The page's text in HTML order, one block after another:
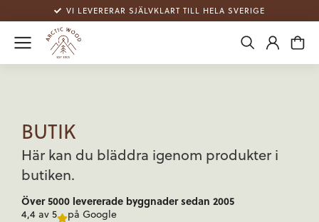
VI LEVERERAR SJÄLVKLART TILL HELA SVERIGE
BUTIK
Här kan du bläddra igenom produkter i
butiken.
Över 5000 levererade byggnader sedan 2005
4,4 av 5
på Google